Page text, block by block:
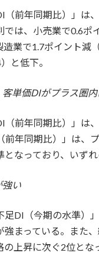
（前年同期比）」は
では、小売業で0.6
造業で1.7ポイント
と低下。
単価DIがプラス圏
（前年同期比）」は
前年同期比）」は、
なっており、いず
強い
足DI（今期の水準）
強まっている。また
上昇に次ぐ2位とな